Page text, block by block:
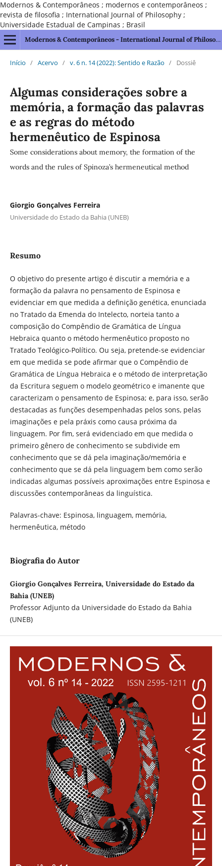
Modernos & Contemporâneos ; modernos e contemporâneos ;
revista de filosofia ; International Journal of Philosophy ;
Universidade Estadual de Campinas ; Brasil
Modernos & Contemporâneos - International Journal of Philosophy [issn 2595-1211]
Início / Acervo / v. 6 n. 14 (2022): Sentido e Razão / Dossiê
Algumas considerações sobre a
memória, a formação das palavras
e as regras do método
hermenêutico de Espinosa
Some considerations about memory, the formation of the
words and the rules of Spinoza’s hermeneutical method
Giorgio Gonçalves Ferreira
Universidade do Estado da Bahia (UNEB)
Resumo
O objetivo do presente artigo é discutir a memória e a
formação da palavra no pensamento de Espinosa e
evidenciar em que medida a definição genética, enunciada
no Tratado da Emenda do Intelecto, norteia tanto a
composição do Compêndio de Gramática de Língua
Hebraica quanto o método hermenêutico proposto no
Tratado Teológico-Político. Ou seja, pretende-se evidenciar
em que medida se pode afirmar que o Compêndio de
Gramática de Língua Hebraica e o método de interpretação
da Escritura seguem o modelo geométrico e imanente que
caracterizam o pensamento de Espinosa; e, para isso, serão
destacadas as funções desempenhadas pelos sons, pelas
imaginações e pela práxis como causa próxima da
linguagem. Por fim, será evidenciado em que medida o
primeiro gênero de conhecimento se subdivide em
conhecimento que se dá pela imaginação/memória e
conhecimento que se dá pela linguagem bem como serão
indicadas algumas possíveis aproximações entre Espinosa e
discussões contemporâneas da linguística.
Palavras-chave: Espinosa, linguagem, memória,
hermenêutica, método
Biografia do Autor
Giorgio Gonçalves Ferreira, Universidade do Estado da
Bahia (UNEB)
Professor Adjunto da Universidade do Estado da Bahia
(UNEB)